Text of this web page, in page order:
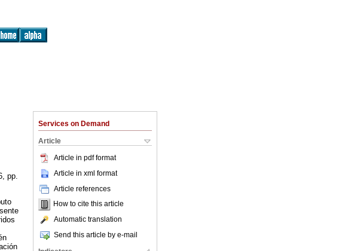
Services on Demand
Article
Article in pdf format
Article in xml format
Article references
How to cite this article
Automatic translation
Send this article by e-mail
pp.